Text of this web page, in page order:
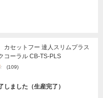
セットフー 達人スリムプラス
コーラル CB-TS-PLS
(109)
しました（生産完了）